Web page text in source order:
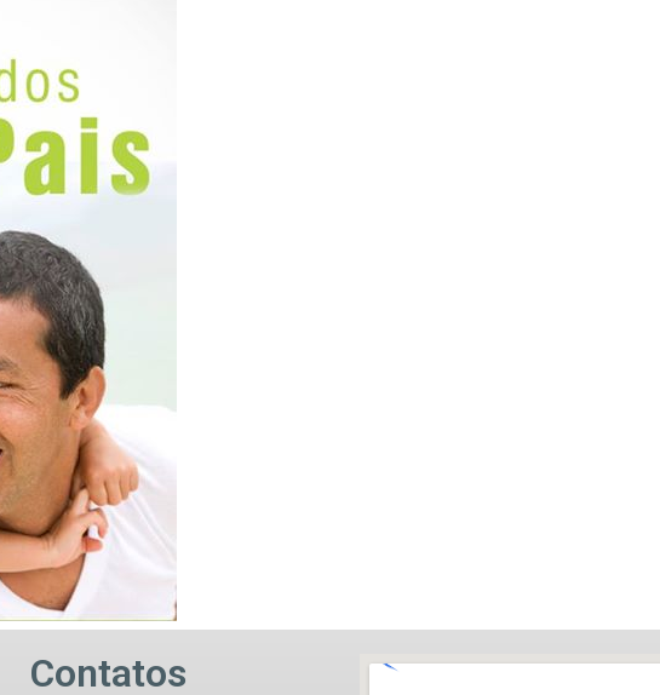
Contatos